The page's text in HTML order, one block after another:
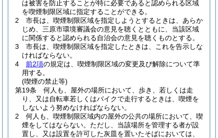
は被害を防止することが特に必要であると認められる区域
を喫煙制限区域に指定することができる。
2
市長は、喫煙制限区域を指定しようとするときは、あらか
じめ、三原市環境審議会の意見を聴くとともに、当該区域
に関係すると認められる自治会の意見を聴くものとする。
3
市長は、喫煙制限区域を指定したときは、これを告示しな
ければならない。
4
前2項の規定は、喫煙制限区域の変更及び解除について準
用する。
(喫煙の禁止等)
第19条
何人も、屋外の場所において、歩き、若しくは走
り、又は自転車若しくはバイクで走行するときは、喫煙を
しないよう努めなければならない。
2
何人も、喫煙制限区域内の屋外の公共の場所において、喫
煙をしてはならない。 ただし、当該場所を管理する者が設
置し、又は設置を許可した灰皿を置いたそばにおいては、